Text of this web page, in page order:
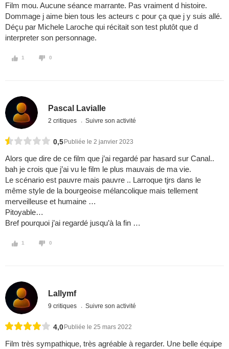
Film mou. Aucune séance marrante. Pas vraiment d histoire.
Dommage j aime bien tous les acteurs c pour ça que j y suis allé.
Déçu par Michele Laroche qui récitait son test plutôt que d
interpreter son personnage.
1 0
Pascal Lavialle
2 critiques Suivre son activité
0,5 Publiée le 2 janvier 2023
Alors que dire de ce film que j’ai regardé par hasard sur Canal..
bah je crois que j’ai vu le film le plus mauvais de ma vie.
Le scénario est pauvre mais pauvre .. Larroque tjrs dans le
même style de la bourgeoise mélancolique mais tellement
merveilleuse et humaine …
Pitoyable…
Bref pourquoi j’ai regardé jusqu’à la fin …
1 0
Lallymf
9 critiques Suivre son activité
4,0 Publiée le 25 mars 2022
Film très sympathique, très agréable à regarder. Une belle équipe